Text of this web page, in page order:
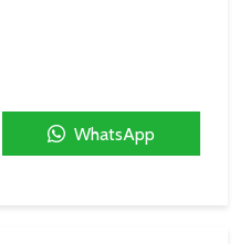
WhatsApp